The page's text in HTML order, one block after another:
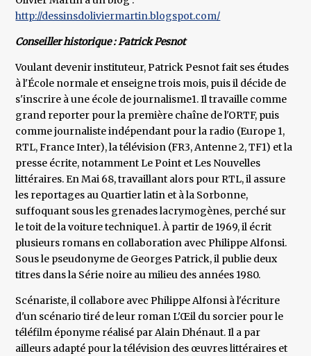
http://dessinsdoliviermartin.blogspot.com/
Conseiller historique : Patrick Pesnot
Voulant devenir instituteur, Patrick Pesnot fait ses études
à l'École normale et enseigne trois mois, puis il décide de
s'inscrire à une école de journalisme1. Il travaille comme
grand reporter pour la première chaîne de l'ORTF, puis
comme journaliste indépendant pour la radio (Europe 1,
RTL, France Inter), la télévision (FR3, Antenne 2, TF1) et la
presse écrite, notamment Le Point et Les Nouvelles
littéraires. En Mai 68, travaillant alors pour RTL, il assure
les reportages au Quartier latin et à la Sorbonne,
suffoquant sous les grenades lacrymogènes, perché sur
le toit de la voiture technique1. À partir de 1969, il écrit
plusieurs romans en collaboration avec Philippe Alfonsi.
Sous le pseudonyme de Georges Patrick, il publie deux
titres dans la Série noire au milieu des années 1980.
Scénariste, il collabore avec Philippe Alfonsi à l'écriture
d'un scénario tiré de leur roman L'Œil du sorcier pour le
téléfilm éponyme réalisé par Alain Dhénaut. Il a par
ailleurs adapté pour la télévision des œuvres littéraires et